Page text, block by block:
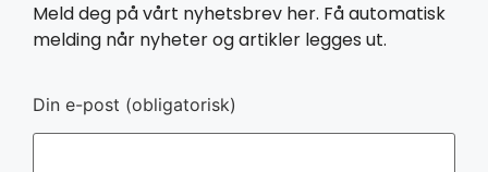
Meld deg på vårt nyhetsbrev her. Få automatisk
melding når nyheter og artikler legges ut.
Din e-post (obligatorisk)